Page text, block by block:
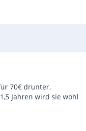
70€ drunter.
Jahren wird sie wohl